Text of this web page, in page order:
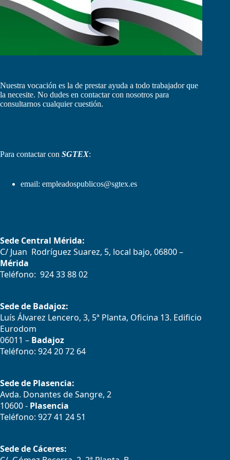
Nuestra vocación es la de prestar ayuda a todo trabajador que
la necesite. No dudes en contactar con nosotros para
consultarnos cualquier cuestión.
Para contactar con SGTEX:
email: empleadospublicos@sgtex.es
Sede Central Mérida:
C/ Juan Rodríguez Suarez, 5, local bajo, 06800 –
Mérida
Teléfono: 924 33 88 02
Sede de Badajoz:
Luís Álvarez Lencero, 3, 5ª Planta, Oficina 13. Edificio
Eurodom
06011 – Badajoz
Teléfono: 924 20 72 64
Sede de Plasencia:
Avda. Donantes de Sangre, 2
10600 - Plasencia
Teléfono: 927 41 24 51
Sede de Cáceres: